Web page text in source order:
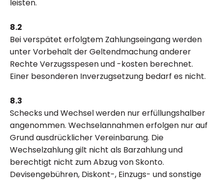
leisten.
8.2
Bei verspätet erfolgtem Zahlungseingang werden
unter Vorbehalt der Geltendmachung anderer
Rechte Verzugsspesen und -kosten berechnet.
Einer besonderen Inverzugsetzung bedarf es nicht.
8.3
Schecks und Wechsel werden nur erfüllungshalber
angenommen. Wechselannahmen erfolgen nur auf
Grund ausdrücklicher Vereinbarung. Die
Wechselzahlung gilt nicht als Barzahlung und
berechtigt nicht zum Abzug von Skonto.
Devisengebühren, Diskont-, Einzugs- und sonstige